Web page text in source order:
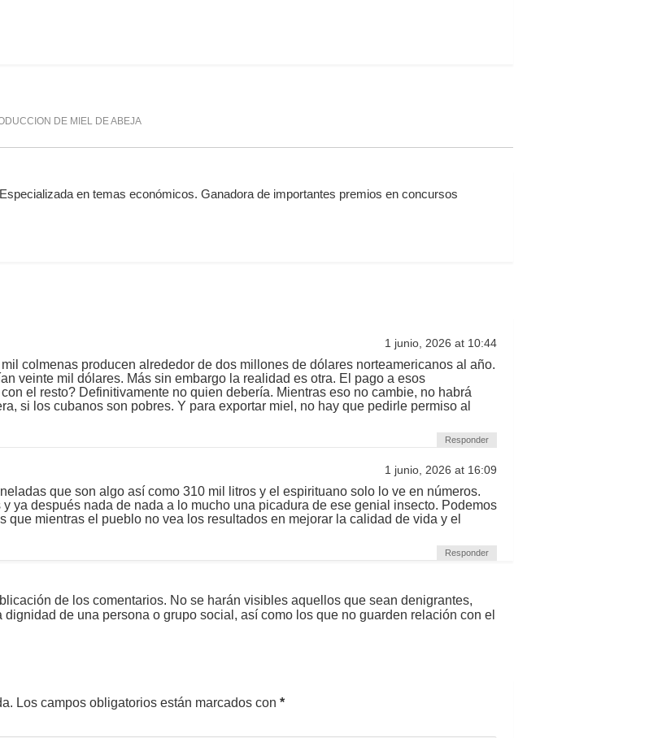
DE MIEL DE ABEJA
en temas económicos. Ganadora de importantes premios en concursos
1 junio, 2026 at 10:44
colmenas producen alrededor de dos millones de dólares norteamericanos al año.
veinte mil dólares. Más sin embargo la realidad es otra. El pago a esos
el resto? Definitivamente no quien debería. Mientras eso no cambie, no habrá
si los cubanos son pobres. Y para exportar miel, no hay que pedirle permiso al
Responder
1 junio, 2026 at 16:09
que son algo así como 310 mil litros y el espirituano solo lo ve en números.
ya después nada de nada a lo mucho una picadura de ese genial insecto. Podemos
que mientras el pueblo no vea los resultados en mejorar la calidad de vida y el
Responder
de los comentarios. No se harán visibles aquellos que sean denigrantes,
de una persona o grupo social, así como los que no guarden relación con el
Los campos obligatorios están marcados con *